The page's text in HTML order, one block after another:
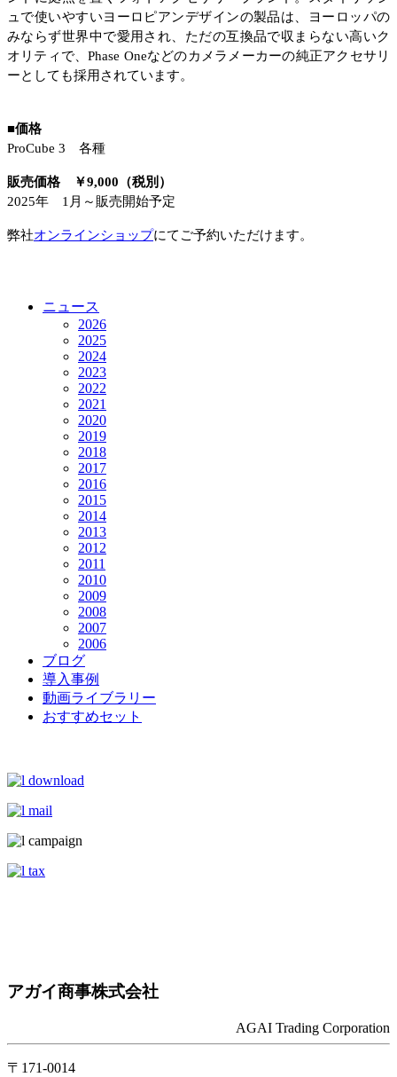
ュで使いやすいヨーロピアンデザインの製品は、ヨーロッパの
みならず世界中で愛用され、ただの互換品で収まらない高いク
オリティで、Phase Oneなどのカメラメーカーの純正アクセサリ
ーとしても採用されています。
■価格
ProCube 3 各種
販売価格 ￥9,000 （税別）
2025年 1月～販売開始予定
弊社オンラインショップにてご予約いただけます。
ニュース
2026
2025
2024
2023
2022
2021
2020
2019
2018
2017
2016
2015
2014
2013
2012
2011
2010
2009
2008
2007
2006
ブログ
導入事例
動画ライブラリー
おすすめセット
アガイ商事株式会社
AGAI Trading Corporation
〒171-0014